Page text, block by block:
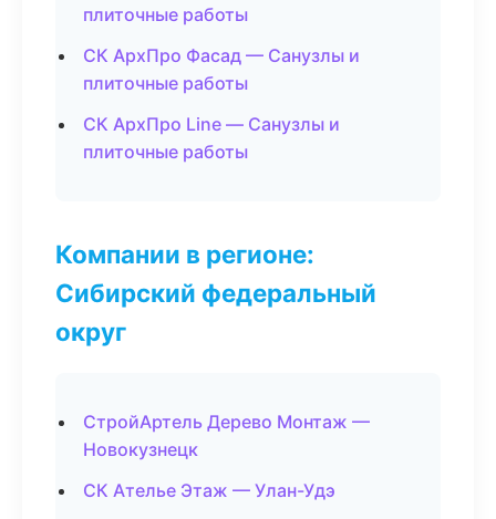
плиточные работы
СК АрхПро Фасад — Санузлы и
плиточные работы
СК АрхПро Line — Санузлы и
плиточные работы
Компании в регионе:
Сибирский федеральный
округ
СтройАртель Дерево Монтаж —
Новокузнецк
СК Ателье Этаж — Улан-Удэ